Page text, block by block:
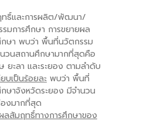
ทธิ์และการผลิต/พัฒนา/
มการศึกษา การขยายผล
ษา พบว่า พื้นที่นวัตกรรม
วนสถานศึกษามากที่สุดคือ
ยะลา และระยอง ตามลำดับ
บเป็นร้อยละ พบว่า พื้นที่
ษาจังหวัดระยอง มีจำนวน
งมากที่สุด
ลสัมฤทธิ์ทางการศึกษาของ